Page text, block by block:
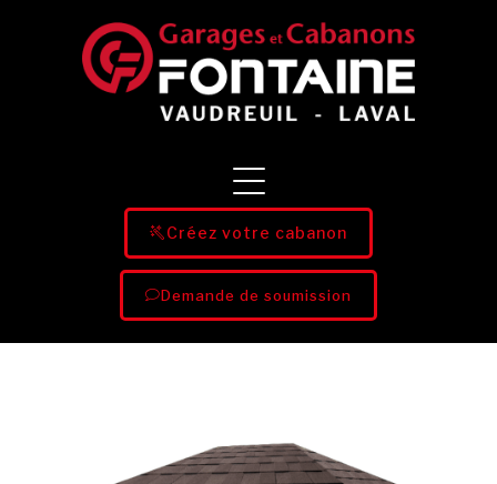
Créez votre cabanon
Demande de soumission